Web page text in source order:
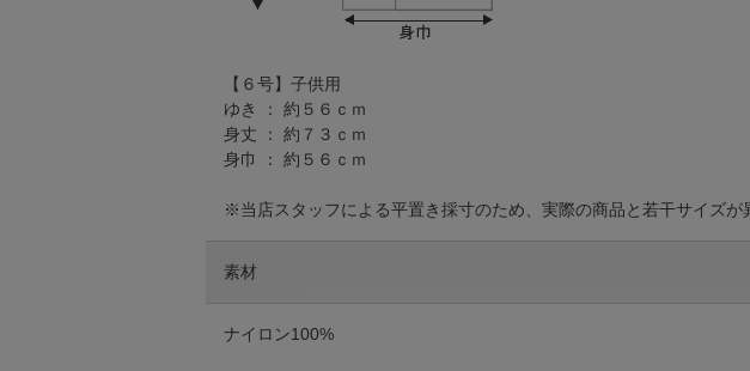
【６号】子供用
ゆき ： 約５６ｃｍ
身丈 ： 約７３ｃｍ
身巾 ： 約５６ｃｍ
※当店スタッフによる平置き採寸のため、実際の商品と若干サイズが
素材
ナイロン100%